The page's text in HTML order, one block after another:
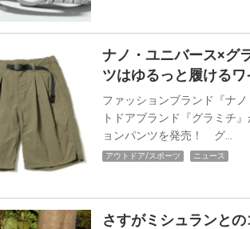
ナノ・ユニバース×グ
ツはゆるっと履ける
ファッションブランド『ナ
トドアブランド『グラミチ
ョンパンツを発売！ グ…
アウトドア/スポーツ ニュース
さすがミシュランと